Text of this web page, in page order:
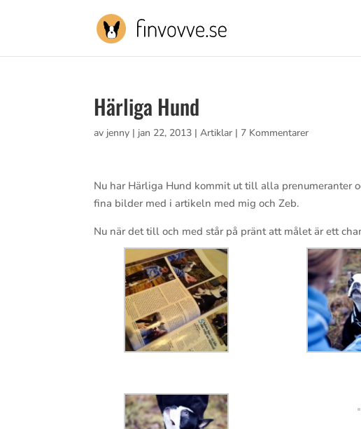
Härliga Hund
av jenny | jan 22, 2013 |Artiklar | 7 Kommentarer
Nu har Härliga Hund kommit ut till alla prenumeranter
fina bilder med i artikeln med mig och Zeb.
Nu när det till och med står på pränt att målet är ett